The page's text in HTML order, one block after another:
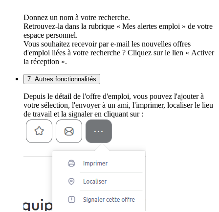
Donnez un nom à votre recherche.
Retrouvez-la dans la rubrique « Mes alertes emploi » de votre
espace personnel.
Vous souhaitez recevoir par e-mail les nouvelles offres
d'emploi liées à votre recherche ? Cliquez sur le lien « Activer
la réception ».
7. Autres fonctionnalités
Depuis le détail de l'offre d'emploi, vous pouvez l'ajouter à
votre sélection, l'envoyer à un ami, l'imprimer, localiser le lieu
de travail et la signaler en cliquant sur :